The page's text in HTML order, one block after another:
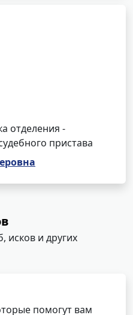
отделения -
пристава
исков и других
помогут вам